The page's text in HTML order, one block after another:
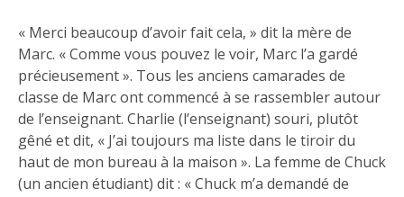
« Merci beaucoup d’avoir fait cela, » dit la mère de
Marc. « Comme vous pouvez le voir, Marc l’a gardé
précieusement ». Tous les anciens camarades de
classe de Marc ont commencé à se rassembler autour
de l’enseignant. Charlie (l’enseignant) souri, plutôt
gêné et dit, « J’ai toujours ma liste dans le tiroir du
haut de mon bureau à la maison ». La femme de Chuck
(un ancien étudiant) dit : « Chuck m’a demandé de